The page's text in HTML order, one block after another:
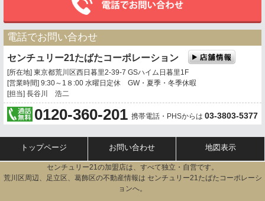
電話でお問い合わせ
センチュリー21たばたコーポレーション
[所在地] 東京都荒川区西日暮里2-39-7 GSハイム日暮里1F
[営業時間] 9:30～1８:00 水曜日定休 GW・夏季・冬季休暇
[担当] 長谷川 浩二
0120-360-201 携帯電話・PHSからは 03-3803-5377
トップページ お問い合わせ 地図表示
センチュリー21の加盟店は、すべて独立・自営です。
荒川区周辺、足立区、葛飾区の不動産情報は センチュリー21たばたコーポレーシ
ョンへ。